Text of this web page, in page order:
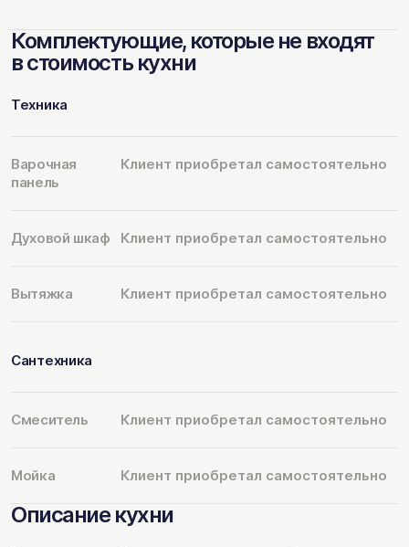
Комплектующие, которые не входят
в стоимость кухни
Техника
Варочная
панель
Клиент приобретал самостоятельно
Духовой шкаф Клиент приобретал самостоятельно
Вытяжка Клиент приобретал самостоятельно
Сантехника
Смеситель Клиент приобретал самостоятельно
Мойка Клиент приобретал самостоятельно
Описание кухни